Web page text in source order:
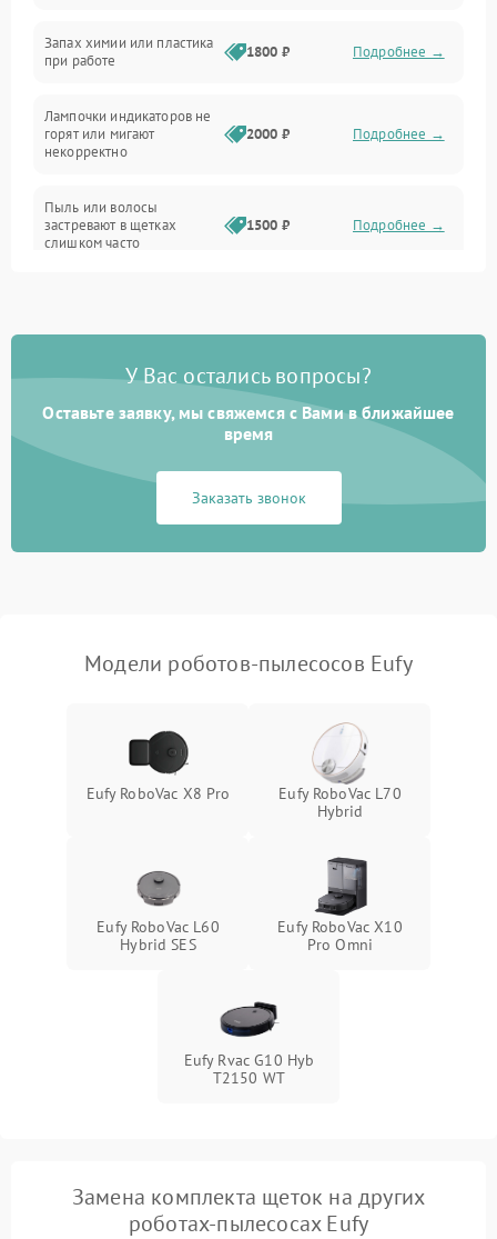
Батарея
Программные сбои
Запах химии или пластика
при работе
1800 ₽ Подробнее →
Лампочки индикаторов не
горят или мигают
некорректно
2000 ₽ Подробнее →
Пыль или волосы
застревают в щетках
слишком часто
1500 ₽ Подробнее →
У Вас остались вопросы?
Оставьте заявку, мы свяжемся с Вами в ближайшее
время
Заказать звонок
Модели роботов-пылесосов Eufy
Eufy RoboVac X8 Pro
Eufy RoboVac L70
Hybrid
Eufy RoboVac L60
Hybrid SES
Eufy RoboVac X10
Pro Omni
Eufy Rvac G10 Hyb
T2150 WT
Замена комплекта щеток на других
роботах-пылесосах Eufy